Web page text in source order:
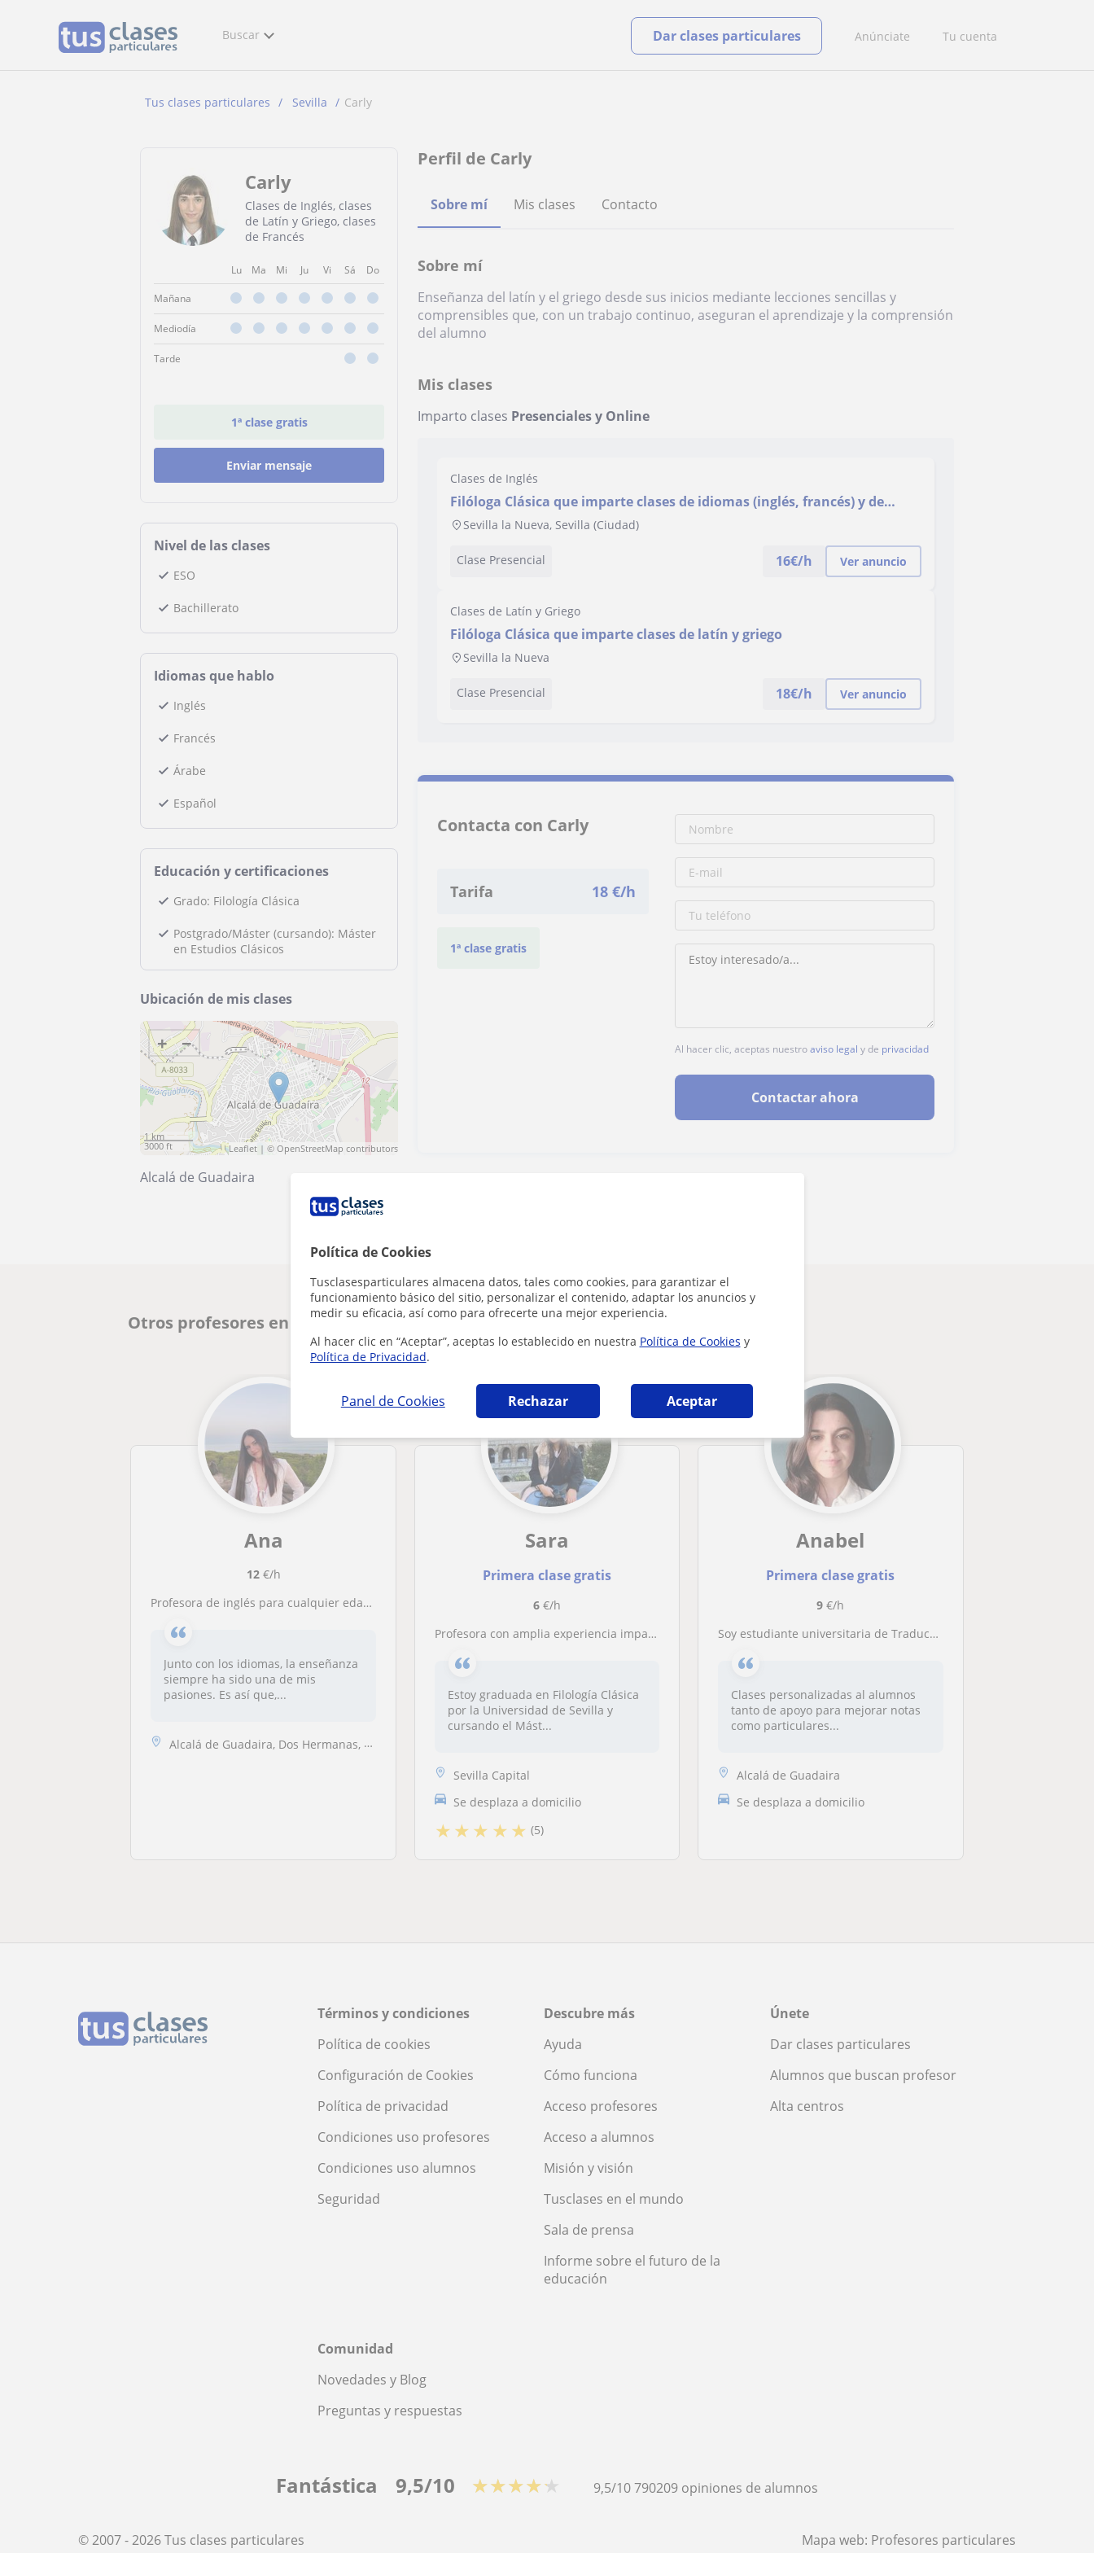
Política de Cookies
Tusclasesparticulares almacena datos, tales como cookies, para garantizar el
funcionamiento básico del sitio, personalizar el contenido, adaptar los anuncios y
medir su eficacia, así como para ofrecerte una mejor experiencia.
Al hacer clic en “Aceptar”, aceptas lo establecido en nuestra Política de Cookies y
Política de Privacidad.
Panel de Cookies Rechazar Aceptar
Buscar Anúnciate Tu cuenta
Dar clases particulares
Tus clases particulares Sevilla Carly
Carly
Clases de Inglés, clases
de Latín y Griego, clases
de Francés
Lu Ma Mi Ju Vi Sá Do
Mañana
Mediodía
Tarde
1ª clase gratis
Enviar mensaje
Nivel de las clases
ESO
Bachillerato
Idiomas que hablo
Inglés
Francés
Árabe
Español
Educación y certificaciones
Grado: Filología Clásica
Postgrado/Máster (cursando): Máster
en Estudios Clásicos
Ubicación de mis clases
+ −
1 km
3000 ft
Leaflet | ©OpenStreetMap contributors
Alcalá de Guadaira
Perfil de Carly
Sobre mí Mis clases Contacto
Sobre mí
Enseñanza del latín y el griego desde sus inicios mediante lecciones sencillas y
comprensibles que, con un trabajo continuo, aseguran el aprendizaje y la comprensión
del alumno
Mis clases
Imparto clases Presenciales y Online
Clases de Inglés
Filóloga Clásica que imparte clases de idiomas (inglés, francés) y de
lengua castellana
Sevilla la Nueva, Sevilla (Ciudad)
Clase Presencial 16€/h Ver anuncio
Clases de Latín y Griego
Filóloga Clásica que imparte clases de latín y griego
Sevilla la Nueva
Clase Presencial 18€/h Ver anuncio
Contacta con Carly
Tarifa 18 €/h
1ª clase gratis
Al hacer clic, aceptas nuestroaviso legal y de privacidad
Contactar ahora
Otros profesores en Alcalá de Guadaira que pueden interesarte
Ana
12€/h
Profesora de inglés para cualquier edad y nivel con dos años de experiencia en clases particulares.
Junto con los idiomas, la enseñanza
siempre ha sido una de mis
pasiones. Es así que,...
Alcalá de Guadaira, Dos Hermanas, Mairena del Alcor
Sara
Primera clase gratis
6€/h
Profesora con amplia experiencia imparte clases particulares
Estoy graduada en Filología Clásica
por la Universidad de Sevilla y
cursando el Mást...
Sevilla Capital
Se desplaza a domicilio
★★★ ★★ (5)
Anabel
Primera clase gratis
9 €/h
Soy estudiante universitaria de Traducción, ofrezco clases de inglés, francés y lengua para alumnos desde primaria hasta bachiller
Clases personalizadas al alumnos
tanto de apoyo para mejorar notas
como particulares...
Alcalá de Guadaira
Se desplaza a domicilio
Términos y condiciones
Política de cookies
Configuración de Cookies
Política de privacidad
Condiciones uso profesores
Condiciones uso alumnos
Seguridad
Descubre más
Ayuda
Cómo funciona
Acceso profesores
Acceso a alumnos
Misión y visión
Tusclases en el mundo
Sala de prensa
Informe sobre el futuro de la
educación
Únete
Dar clases particulares
Alumnos que buscan profesor
Alta centros
Comunidad
Novedades y Blog
Preguntas y respuestas
Fantástica 9,5/10 ★★★★★ 9,5/10790209 opiniones de alumnos
© 2007 - 2026 Tus clases particulares Mapa web: Profesores particulares